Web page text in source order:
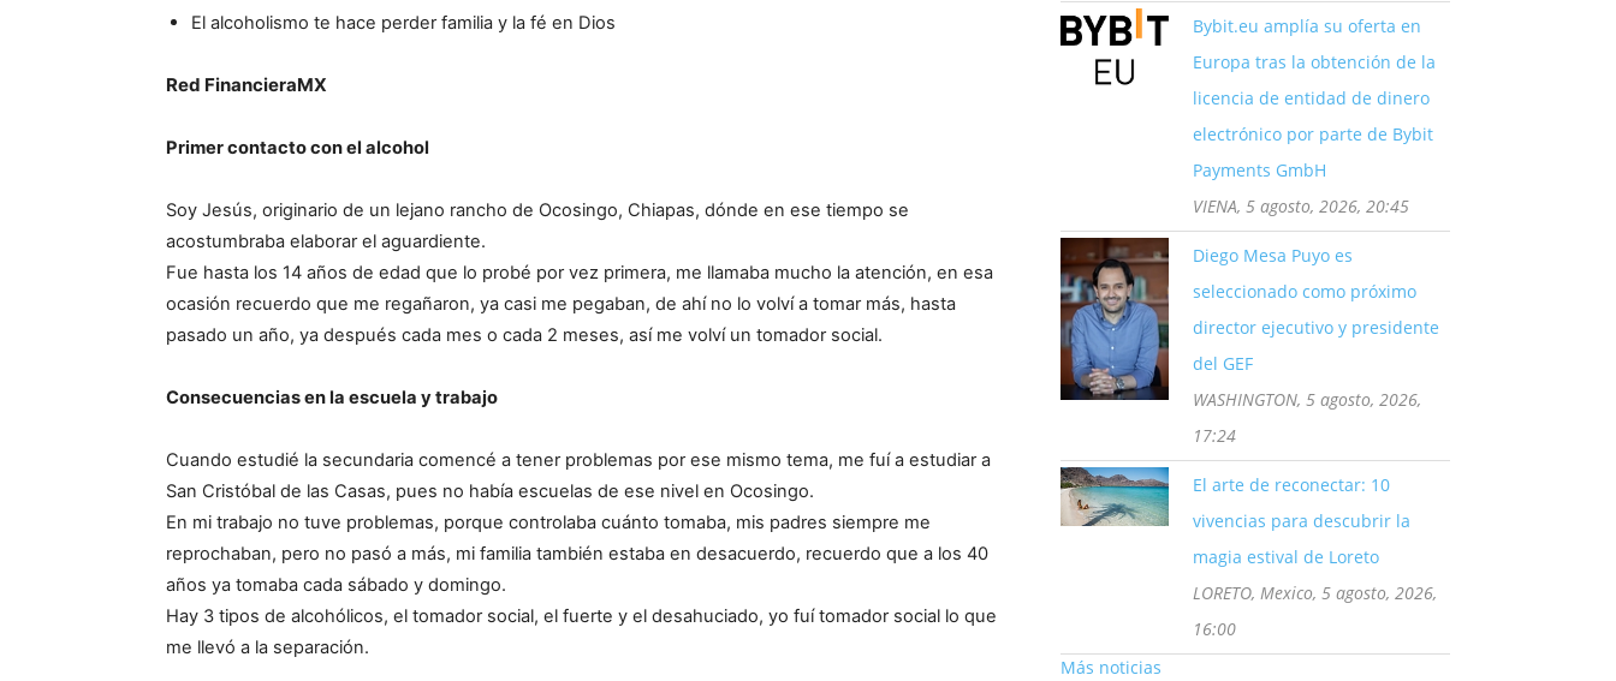
El alcoholismo te hace perder familia y la fé en Dios
Red FinancieraMX
Primer contacto con el alcohol
Soy Jesús, originario de un lejano rancho de Ocosingo, Chiapas, dónde en ese tiempo se
acostumbraba elaborar el aguardiente.
Fue hasta los 14 años de edad que lo probé por vez primera, me llamaba mucho la atención, en esa
ocasión recuerdo que me regañaron, ya casi me pegaban, de ahí no lo volví a tomar más, hasta
pasado un año, ya después cada mes o cada 2 meses, así me volví un tomador social.
Consecuencias en la escuela y trabajo
Cuando estudié la secundaria comencé a tener problemas por ese mismo tema, me fuí a estudiar a
San Cristóbal de las Casas, pues no había escuelas de ese nivel en Ocosingo.
En mi trabajo no tuve problemas, porque controlaba cuánto tomaba, mis padres siempre me
reprochaban, pero no pasó a más, mi familia también estaba en desacuerdo, recuerdo que a los 40
años ya tomaba cada sábado y domingo.
Hay 3 tipos de alcohólicos, el tomador social, el fuerte y el desahuciado, yo fuí tomador social lo que
me llevó a la separación.
Bybit.eu amplía su oferta en
Europa tras la obtención de la
licencia de entidad de dinero
electrónico por parte de Bybit
Payments GmbH
VIENA, 5 agosto, 2026, 20:45
Diego Mesa Puyo es
seleccionado como próximo
director ejecutivo y presidente
del GEF
WASHINGTON, 5 agosto, 2026,
17:24
El arte de reconectar: 10
vivencias para descubrir la
magia estival de Loreto
LORETO, Mexico, 5 agosto, 2026,
16:00
Más noticias